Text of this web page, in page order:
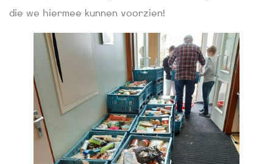
die we hiermee kunnen voorzien!